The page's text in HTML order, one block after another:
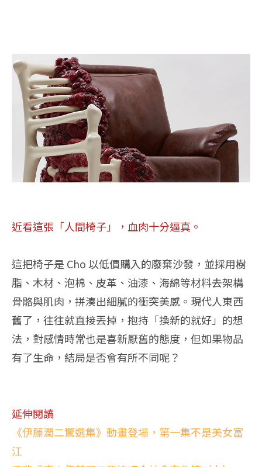
近看這張「人間椅子」，血肉十分逼真。
這把椅子是 Cho 以低價購入的廢棄沙發，並採用樹
脂、木材、泡棉、皮革、油漆、海綿等材料去架構
骨骼與肌肉，拼湊出細膩的衝突美感。現代人東西
舊了，往往就直接丟掉，抱持「換新的就好」的想
法，對感情時常也是喜新厭舊的態度，但如果物品
有了生命，結局是否會有所不同呢？
延伸閱讀
《伊藤潤二驚選集》動畫登場，第一集不是美女富
江